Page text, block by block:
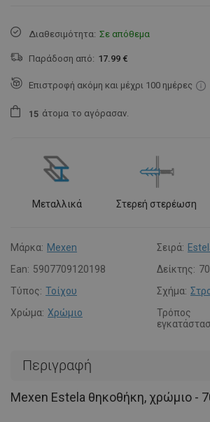
Διαθεσιμότητα: Σε απόθεμα
Παράδοση από: 17.99 €
Επιστροφή ακόμη και μέχρι 100 ημέρες
1 5 άτομα το αγόρασαν.
Μεταλλικά Στερεή στερέωση
Μάρκα: Mexen Σειρά:
Ean: 5907709120198 Δείκτης:
Τύπος: Τοίχου Σχήμα:
Χρώμα: Χρώμιο
Τρόπος
Περιγραφή
Mexen Estela θηκοθήκη, χρώμιο -